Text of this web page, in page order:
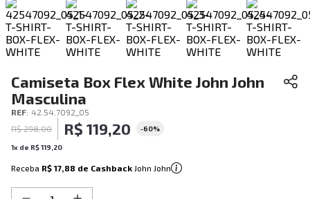
Camiseta Box Flex White John John
Masculina
REF: 42.54.7092_05
R$ 298,00 R$ 119,20 -60%
1x de R$119 20
Receba R$ 17,88 de Cashback John John